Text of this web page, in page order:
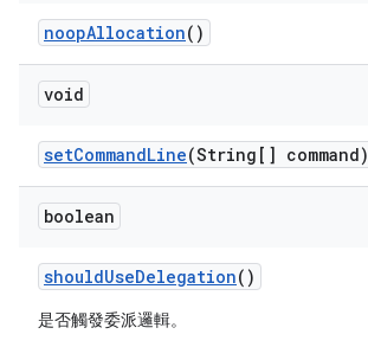
noopAllocation()
void
setCommandLine(String[] command)
boolean
shouldUseDelegation()
是否觸發委派邏輯。